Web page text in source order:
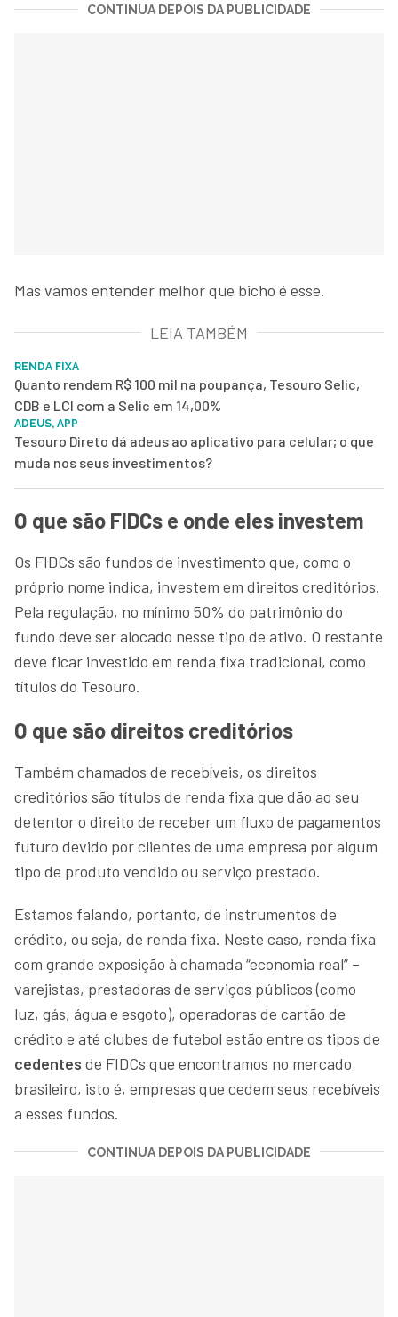
CONTINUA DEPOIS DA PUBLICIDADE
Mas vamos entender melhor que bicho é esse.
LEIA TAMBÉM
RENDA FIXA
Quanto rendem R$ 100 mil na poupança, Tesouro Selic,
CDB e LCI com a Selic em 14,00%
ADEUS, APP
Tesouro Direto dá adeus ao aplicativo para celular; o que
muda nos seus investimentos?
O que são FIDCs e onde eles investem
Os FIDCs são fundos de investimento que, como o
próprio nome indica, investem em direitos creditórios.
Pela regulação, no mínimo 50% do patrimônio do
fundo deve ser alocado nesse tipo de ativo. O restante
deve ficar investido em renda fixa tradicional, como
títulos do Tesouro.
O que são direitos creditórios
Também chamados de recebíveis, os direitos
creditórios são títulos de renda fixa que dão ao seu
detentor o direito de receber um fluxo de pagamentos
futuro devido por clientes de uma empresa por algum
tipo de produto vendido ou serviço prestado.
Estamos falando, portanto, de instrumentos de
crédito, ou seja, de renda fixa. Neste caso, renda fixa
com grande exposição à chamada “economia real” –
varejistas, prestadoras de serviços públicos (como
luz, gás, água e esgoto), operadoras de cartão de
crédito e até clubes de futebol estão entre os tipos de
cedentes de FIDCs que encontramos no mercado
brasileiro, isto é, empresas que cedem seus recebíveis
a esses fundos.
CONTINUA DEPOIS DA PUBLICIDADE